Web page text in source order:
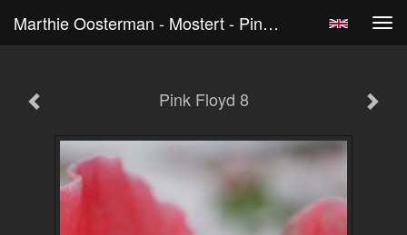
Marthie Oosterman - Mostert - Pink Floyd 8
Pink Floyd 8